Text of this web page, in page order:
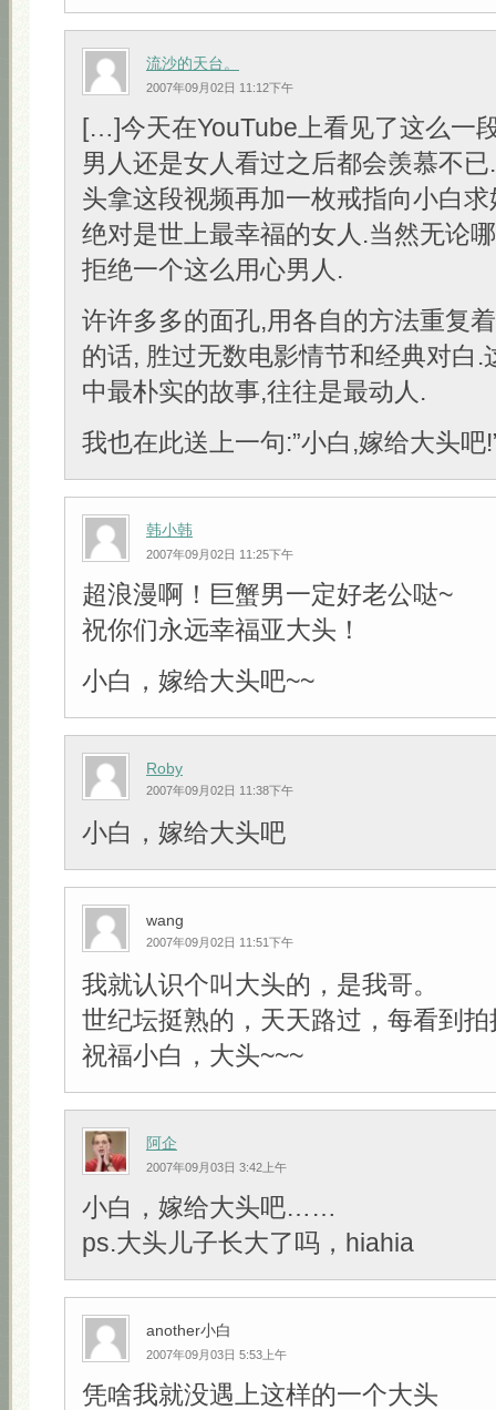
流沙的天台。
2007年09月02日 11:12下午
[…]今天在YouTube上看见了这么一
男人还是女人看过之后都会羡慕不
头拿这段视频再加一枚戒指向小白
绝对是世上最幸福的女人.当然无论
拒绝一个这么用心男人.
许许多多的面孔,用各自的方法重复
的话, 胜过无数电影情节和经典对白.
中最朴实的故事,往往是最动人.
我也在此送上一句:”小白,嫁给大头
韩小韩
2007年09月02日 11:25下午
超浪漫啊！巨蟹男一定好老公哒~
祝你们永远幸福亚大头！
小白，嫁给大头吧~~
Roby
2007年09月02日 11:38下午
小白，嫁给大头吧
wang
2007年09月02日 11:51下午
我就认识个叫大头的，是我哥。
世纪坛挺熟的，天天路过，每看到
祝福小白，大头~~~
阿企
2007年09月03日 3:42上午
小白，嫁给大头吧……
ps.大头儿子长大了吗，hiahia
another小白
2007年09月03日 5:53上午
凭啥我就没遇上这样的一个大头